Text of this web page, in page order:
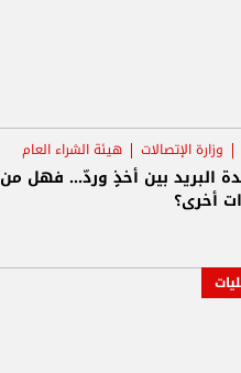
وزارة الإتصالات هيئة الشراء العام
البريد بين أخذٍ وردّ... فهل من
أخرى؟